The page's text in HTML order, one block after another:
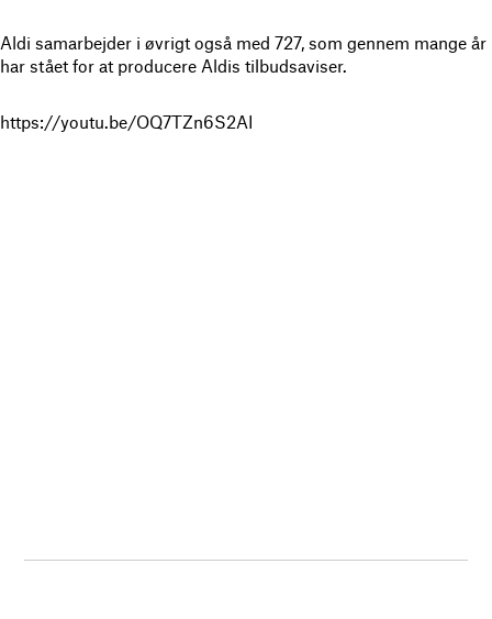
Aldi samarbejder i øvrigt også med 727, som gennem mange år
har stået for at producere Aldis tilbudsaviser.
https://youtu.be/OQ7TZn6S2AI